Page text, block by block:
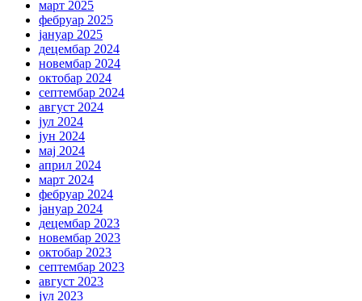
март 2025
фебруар 2025
јануар 2025
децембар 2024
новембар 2024
октобар 2024
септембар 2024
август 2024
јул 2024
јун 2024
мај 2024
април 2024
март 2024
фебруар 2024
јануар 2024
децембар 2023
новембар 2023
октобар 2023
септембар 2023
август 2023
јул 2023